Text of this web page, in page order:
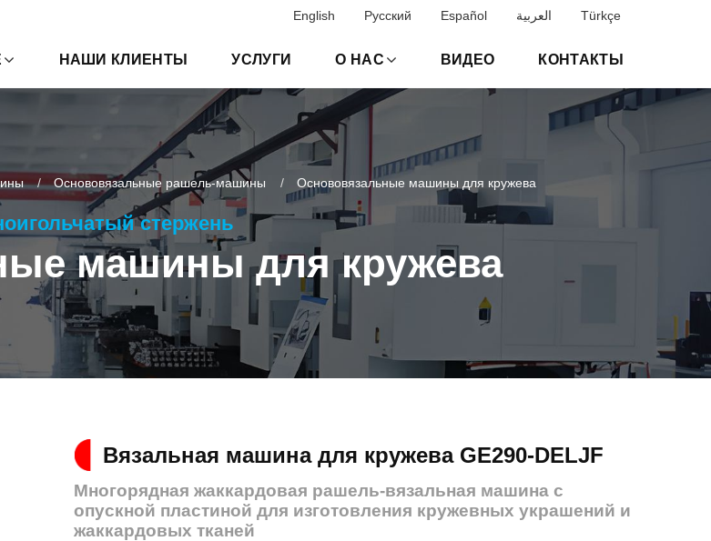
English Русский Español العربية Türkçe
НАШИ КЛИЕНТЫ УСЛУГИ О НАС ВИДЕО КОНТАКТЫ
Основовязальные рашель-машины Основовязальные машины для кружева
стержень
машины для кружева
Вязальная машина для кружева GE290-DELJF
Многорядная жаккардовая рашель-вязальная машина с
опускной пластиной для изготовления кружевных украшений и
жаккардовых тканей